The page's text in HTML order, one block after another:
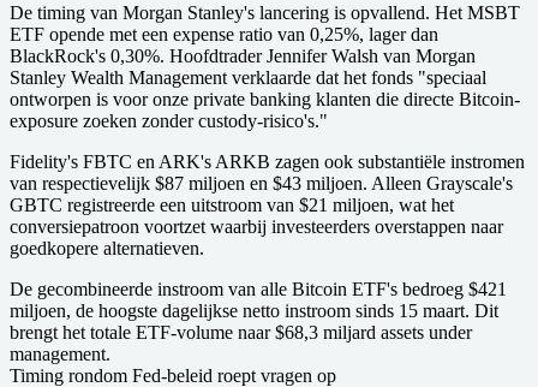
De timing van Morgan Stanley's lancering is opvallend. Het MSBT
ETF opende met een expense ratio van 0,25%, lager dan
BlackRock's 0,30%. Hoofdtrader Jennifer Walsh van Morgan
Stanley Wealth Management verklaarde dat het fonds "speciaal
ontworpen is voor onze private banking klanten die directe Bitcoin-
exposure zoeken zonder custody-risico's."
Fidelity's FBTC en ARK's ARKB zagen ook substantiële instromen
van respectievelijk $87 miljoen en $43 miljoen. Alleen Grayscale's
GBTC registreerde een uitstroom van $21 miljoen, wat het
conversiepatroon voortzet waarbij investeerders overstappen naar
goedkopere alternatieven.
De gecombineerde instroom van alle Bitcoin ETF's bedroeg $421
miljoen, de hoogste dagelijkse netto instroom sinds 15 maart. Dit
brengt het totale ETF-volume naar $68,3 miljard assets under
management.
Timing rondom Fed-beleid roept vragen op